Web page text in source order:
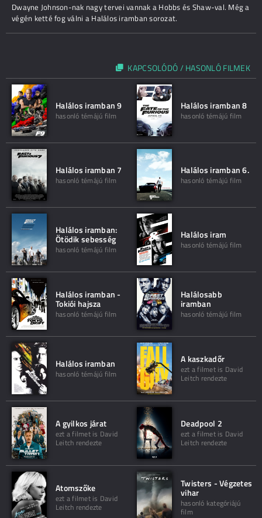
Dwayne Johnson-nak nagy tervei vannak a Hobbs és Shaw-val. Még a
végén ketté fog válni a Halálos iramban sorozat.
KAPCSOLÓDÓ / HASONLÓ FILMEK
Halálos iramban 9
hasonló témájú film
Halálos iramban 8
hasonló témájú film
Halálos iramban 7
hasonló témájú film
Halálos iramban 6.
hasonló témájú film
Halálos iramban:
Ötödik sebesség
hasonló témájú film
Halálos iram
hasonló témájú film
Halálos iramban -
Tokiói hajsza
hasonló témájú film
Halálosabb
iramban
hasonló témájú film
Halálos iramban
hasonló témájú film
A kaszkadőr
ezt a filmet is David
Leitch rendezte
A gyilkos járat
ezt a filmet is David
Leitch rendezte
Deadpool 2
ezt a filmet is David
Leitch rendezte
Atomszőke
ezt a filmet is David
Leitch rendezte
Twisters - Végzetes
vihar
hasonló kategóriájú
film